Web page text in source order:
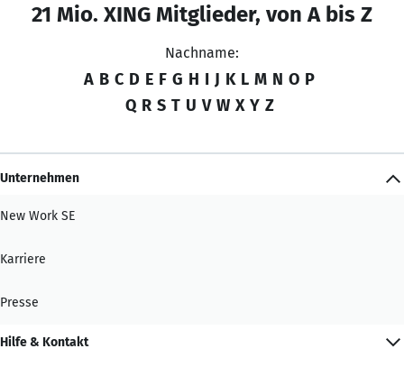
21 Mio. XING Mitglieder, von A bis Z
Nachname:
A B C D E F G H I J K L M N O P
Q R S T U V W X Y Z
Unternehmen
New Work SE
Karriere
Presse
Hilfe & Kontakt